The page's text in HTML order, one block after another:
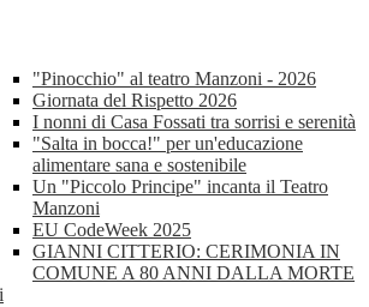
"Pinocchio" al teatro Manzoni - 2026
Giornata del Rispetto 2026
I nonni di Casa Fossati tra sorrisi e serenità
"Salta in bocca!" per un'educazione
alimentare sana e sostenibile
Un "Piccolo Principe" incanta il Teatro
Manzoni
EU CodeWeek 2025
GIANNI CITTERIO: CERIMONIA IN
COMUNE A 80 ANNI DALLA MORTE